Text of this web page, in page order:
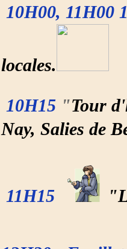
10H00, 11H00
locales.
10H15"Tour
Nay, Salies de
11H15